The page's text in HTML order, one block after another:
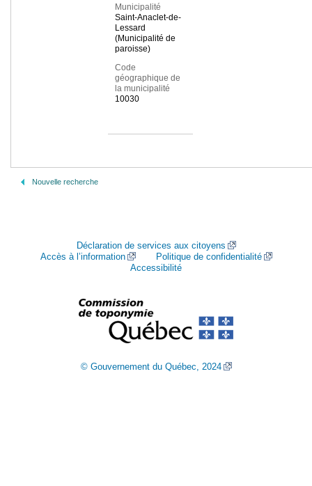
Municipalité
Saint-Anaclet-de-
Lessard
(Municipalité de
paroisse)
Code
géographique de
la municipalité
10030
Nouvelle recherche
Déclaration de services aux citoyens
Accès à l’information
Politique de confidentialité
Accessibilité
© Gouvernement du Québec, 2024